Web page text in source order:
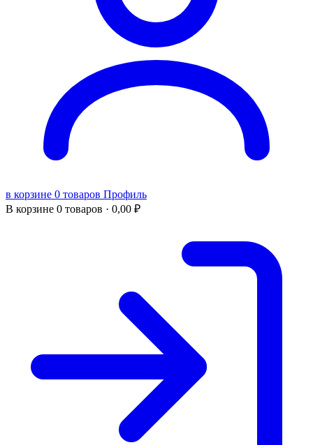
в корзине 0 товаров Профиль
В корзине 0 товаров · 0,00 ₽